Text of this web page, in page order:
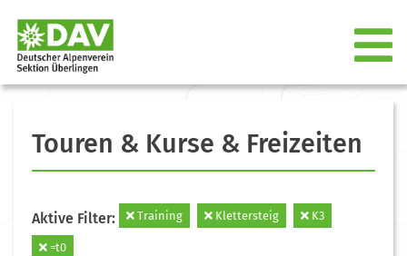
Touren & Kurse & Freizeiten
Aktive Filter: Training Klettersteig K3
=t0